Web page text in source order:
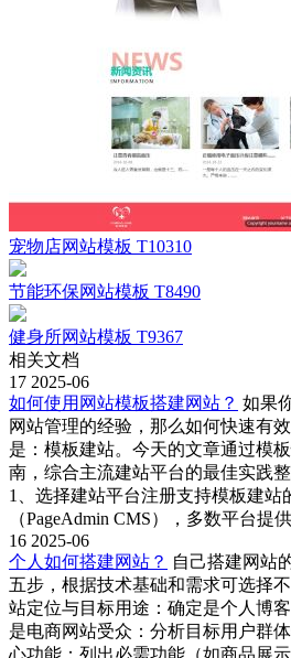
宠物店网站模板 T10310
节能环保网站模板 T8490
健身所网站模板 T9367
相关文档
17 2025-06
如何使用网站模板搭建网站？ 如果
网站管理的经验，那么如何快速有
是：模板建站。今天的文章通过模
南，综合主流建站平台的最佳实践
1、‌选择建站平台‌注册支持模板建站
（PageAdmin CMS），多数平台提
16 2025-06
个人如何搭建网站？ 自己搭建网站
五步，根据技术基础和需求可选择
站定位与目标‌用途‌：确定是个人博
是电商网站‌受众‌：分析目标用户群
心功能‌：列出必需功能（如商品展